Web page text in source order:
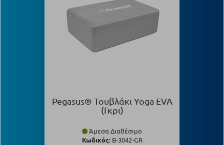
Pegasus® Τουβλάκι Yoga EVA
(Γκρι)
Άμεσα Διαθέσιμο
Κωδικός:B-3042-GR